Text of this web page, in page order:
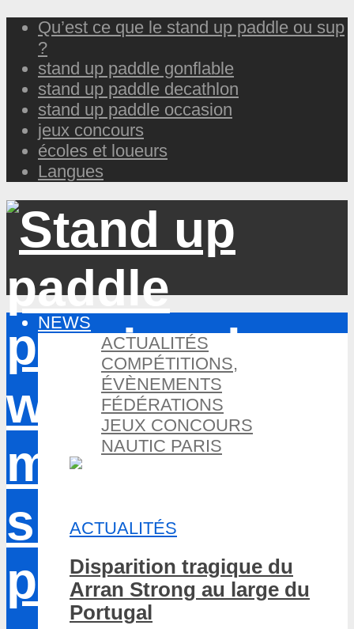
Qu’est ce que le stand up paddle ou sup
?
stand up paddle gonflable
stand up paddle decathlon
stand up paddle occasion
jeux concours
écoles et loueurs
Langues
NEWS
ACTUALITÉS
COMPÉTITIONS,
ÉVÈNEMENTS
FÉDÉRATIONS
JEUX CONCOURS
NAUTIC PARIS
ACTUALITÉS
Disparition tragique du
Arran Strong au large du
Portugal